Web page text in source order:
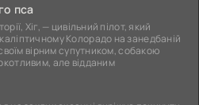
пса
Хіг, — цивільний пілот, який
Колорадо на занедбаній
вірним супутником, собакою
але відданим